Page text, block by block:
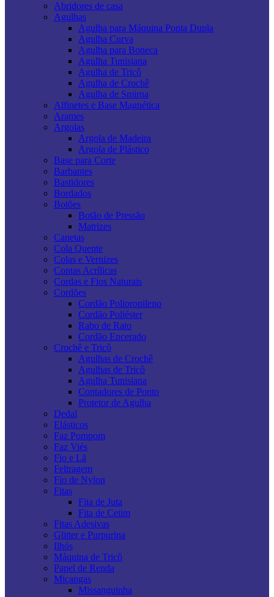
Abridores de casa
Agulhas
Agulha para Máquina Ponta Dupla
Agulha Curva
Agulha para Boneca
Agulha Tunisiana
Agulha de Tricô
Agulha de Crochê
Agulha de Smirna
Alfinetes e Base Magnética
Arames
Argolas
Argola de Madeira
Argola de Plástico
Base para Corte
Barbantes
Bastidores
Bordados
Botões
Botão de Pressão
Matrizes
Canetas
Cola Quente
Colas e Vernizes
Contas Acrílicas
Cordas e Fios Naturais
Cordões
Cordão Polipropileno
Cordão Poliéster
Rabo de Rato
Cordão Encerado
Crochê e Tricô
Agulhas de Crochê
Agulhas de Tricô
Agulha Tunisiana
Contadores de Ponto
Protetor de Agulha
Dedal
Elásticos
Faz Pompom
Faz Viés
Fio e Lã
Feltragem
Fio de Nylon
Fitas
Fita de Juta
Fita de Cetim
Fitas Adesivas
Glitter e Purpurina
Ilhós
Máquina de Tricô
Papel de Renda
Miçangas
Missanguinha